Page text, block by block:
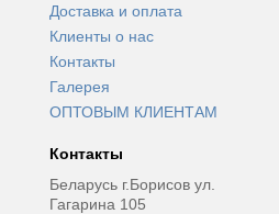
Доставка и оплата
Клиенты о нас
Контакты
Галерея
ОПТОВЫМ КЛИЕНТАМ
Контакты
Беларусь г.Борисов ул.
Гагарина 105